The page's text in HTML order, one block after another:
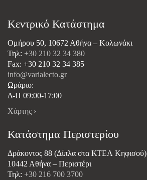
Κεντρικό Κατάστημα
Ομήρου 50, 10672 Αθήνα – Κολωνάκι
Τηλ: +30 210 32 34 380
Fax: +30 210 32 34 385
info@varialecto.gr
Ωράριο:
Δ-Π 09:00-17:00
Χάρτης ›
Κατάστημα Περιστερίου
Δράκοντος 88 (Δίπλα στα ΚΤΕΛ Κηφισού)
10442 Αθήνα – Περιστέρι
Τηλ: +30 216 700 3700